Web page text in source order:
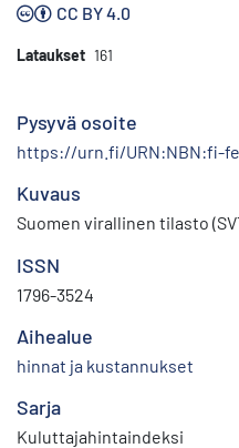
CC BY 4.0
Lataukset 161
Pysyvä osoite
https://urn.fi/URN:NBN:fi-
Kuvaus
Suomen virallinen tilasto
ISSN
1796-3524
Aihealue
hinnat ja kustannukset
Sarja
Kuluttajahintaindeksi